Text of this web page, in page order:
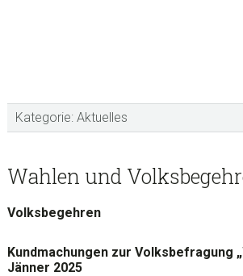
Kategorie: Aktuelles
sidebar
Blog
Sidebar
Wahlen und
Volksbegehren
Kundmachungen zur Volksbefragung
Jänner 2025